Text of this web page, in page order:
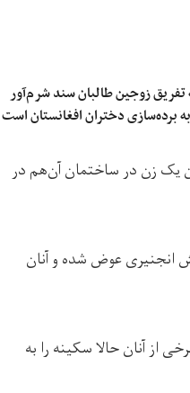
زوجین طالبان سند شرم‌آور
دختران افغانستان است
یک زن در ساختمان آن‌هم در
انجنیری عوض شده و آنان
از آنان حالا سکینه را به